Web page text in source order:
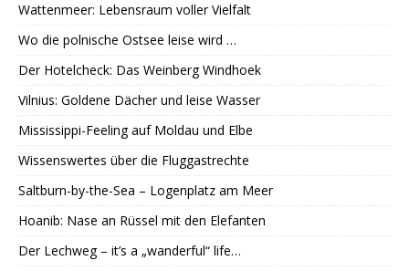
Wattenmeer: Lebensraum voller Vielfalt
Wo die polnische Ostsee leise wird …
Der Hotelcheck: Das Weinberg Windhoek
Vilnius: Goldene Dächer und leise Wasser
Mississippi-Feeling auf Moldau und Elbe
Wissenswertes über die Fluggastrechte
Saltburn-by-the-Sea – Logenplatz am Meer
Hoanib: Nase an Rüssel mit den Elefanten
Der Lechweg – it’s a „wanderful“ life…